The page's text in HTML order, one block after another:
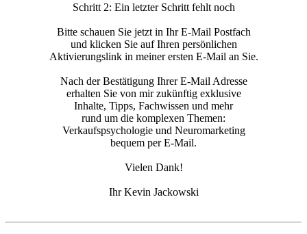
Schritt 2: Ein letzter Schritt fehlt noch
Bitte schauen Sie jetzt in Ihr E-Mail Postfach
und klicken Sie auf Ihren persönlichen
Aktivierungslink in meiner ersten E-Mail an Sie.
Nach der Bestätigung Ihrer E-Mail Adresse
erhalten Sie von mir zukünftig exklusive
Inhalte, Tipps, Fachwissen und mehr
rund um die komplexen Themen:
Verkaufspsychologie und Neuromarketing
bequem per E-Mail.
Vielen Dank!
Ihr Kevin Jackowski